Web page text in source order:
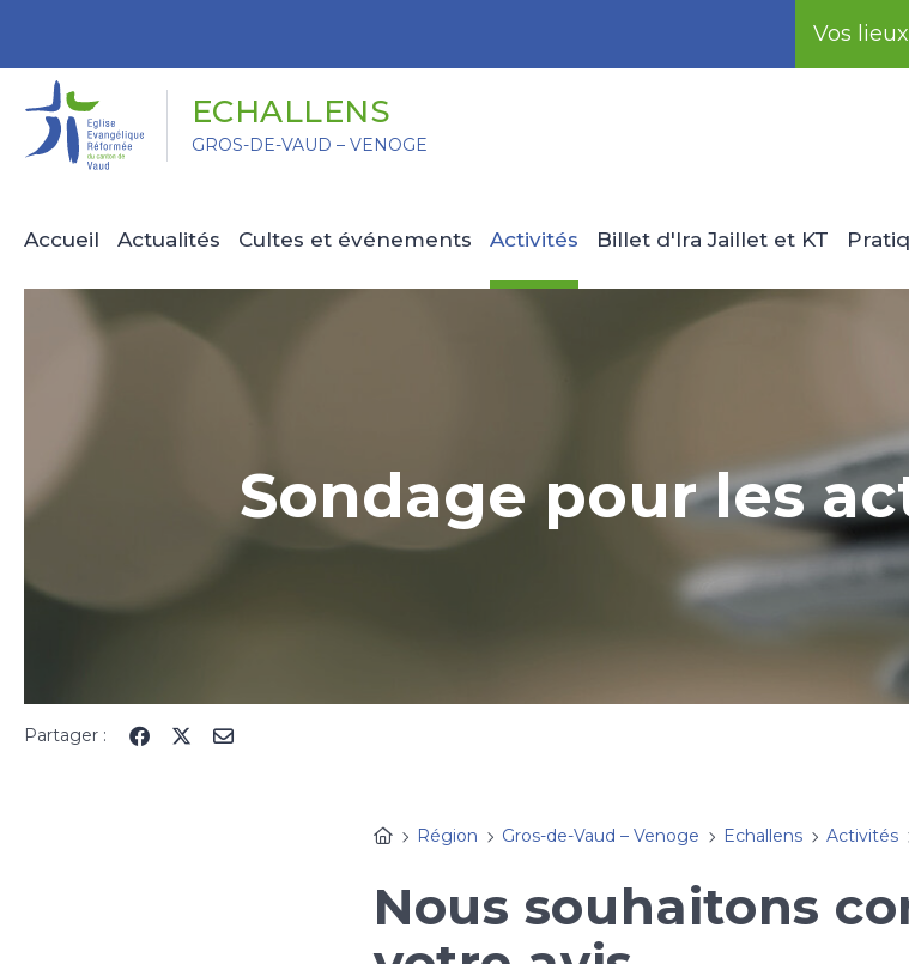
Vos
ECHALLENS
GROS-DE-VAUD – VENOGE
Accueil Actualités Cultes et événements Activités Billet d'Ira Jaillet et KT
Sondage pour les
Partager :
Région Gros-de-Vaud – Venoge Echallens Activités
Nous souhaitons